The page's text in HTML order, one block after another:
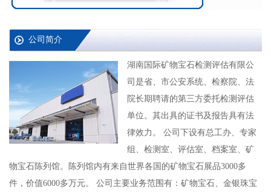
公司简介
湖南国际矿物宝石检测评估有限公
司是省、市公安系统、检察院、法
院长期聘请的第三方委托检测评估
单位。其出具的证书及报告具有法
律效力。 公司下设有总工办、专家
组、检测室、评估室、档案室、矿
物宝石陈列馆。陈列馆内有来自世界各国的矿物宝石展品3000多
件，价值6000多万元。 公司主要业务范围有：矿物宝石、金银珠宝